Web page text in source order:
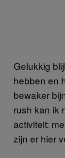
Gelukkig
hebben en
bewaker
rush kan ik
activiteit:
zijn er hier